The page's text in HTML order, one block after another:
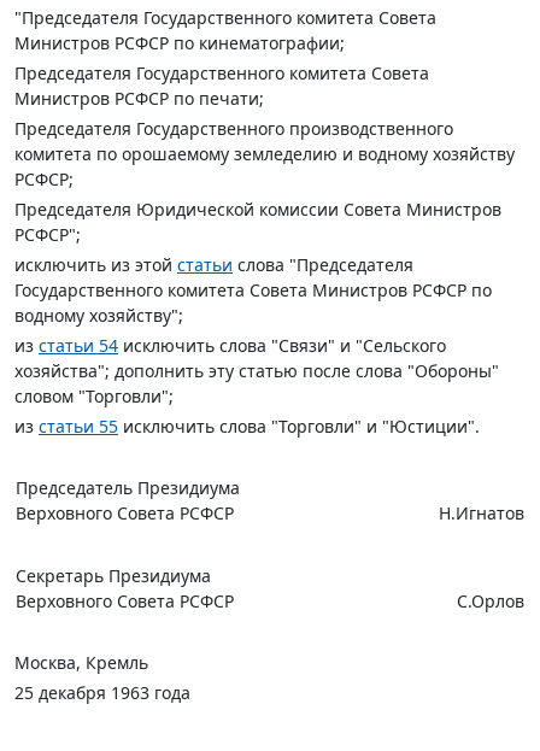
"Председателя Государственного комитета Совета
Министров РСФСР по кинематографии;
Председателя Государственного комитета Совета
Министров РСФСР по печати;
Председателя Государственного производственного
комитета по орошаемому земледелию и водному хозяйству
РСФСР;
Председателя Юридической комиссии Совета Министров
РСФСР";
исключить из этой статьи слова "Председателя
Государственного комитета Совета Министров РСФСР по
водному хозяйству";
из статьи 54 исключить слова "Связи" и "Сельского
хозяйства"; дополнить эту статью после слова "Обороны"
словом "Торговли";
из статьи 55 исключить слова "Торговли" и "Юстиции".
Председатель Президиума
Верховного Совета РСФСР
Н.Игнатов
Секретарь Президиума
Верховного Совета РСФСР
С.Орлов
Москва, Кремль
25 декабря 1963 года